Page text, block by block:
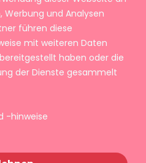
Werbung und Analysen
führen diese
mit weiteren Daten
haben oder die
der Dienste gesammelt
-hinweise